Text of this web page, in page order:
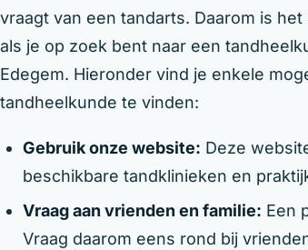
vraagt van een tandarts. Daarom is
als je op zoek bent naar een
Edegem. Hieronder vind je enkele
tandheelkunde te vinden:
Gebruik onze website: Deze
beschikbare tandklinieken en
Vraag aan vrienden en familie: Een
Vraag daarom eens rond bij